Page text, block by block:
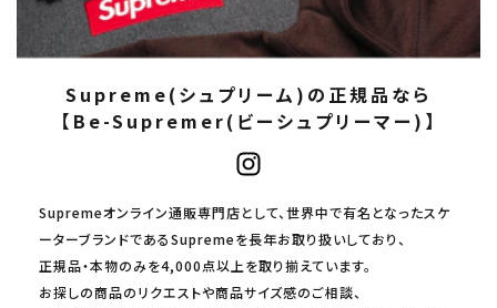
Supreme(シュプリーム)の正規品なら
【Be-Supremer(ビーシュプリーマー)】
Supremeオンライン通販専門店として、世界中で有名となったスケ
ーターブランドであるSupremeを長年お取り扱いしており、
正規品・本物のみを4,000点以上を取り揃えています。
お探しの商品のリクエストや商品サイズ感のご相談、